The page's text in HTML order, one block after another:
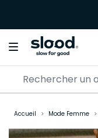
Accueil Mode Femme